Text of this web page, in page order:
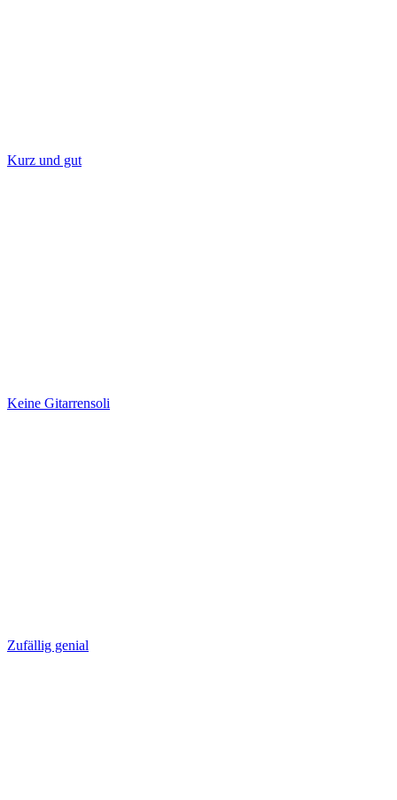
Kurz und gut
Keine Gitarrensoli
Zufällig genial